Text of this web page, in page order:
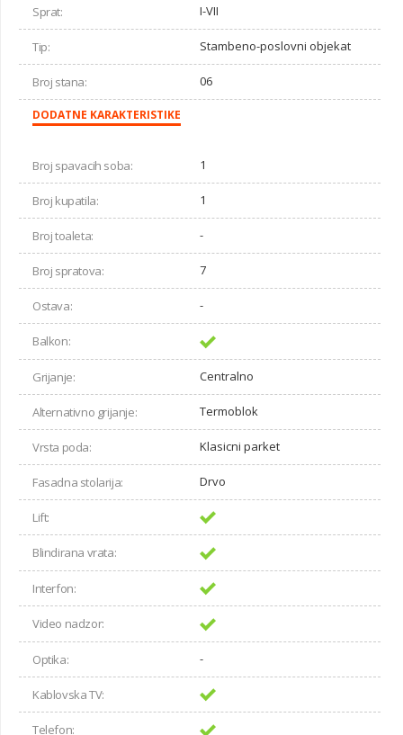
Sprat: I-VII
Tip: Stambeno-poslovni objekat
Broj stana: 06
DODATNE KARAKTERISTIKE
Broj spavacih soba: 1
Broj kupatila: 1
Broj toaleta: -
Broj spratova: 7
Ostava: -
Balkon:
Grijanje: Centralno
Alternativno grijanje: Termoblok
Vrsta poda: Klasicni parket
Fasadna stolarija: Drvo
Lift:
Blindirana vrata:
Interfon:
Video nadzor:
Optika: -
Kablovska TV:
Telefon: